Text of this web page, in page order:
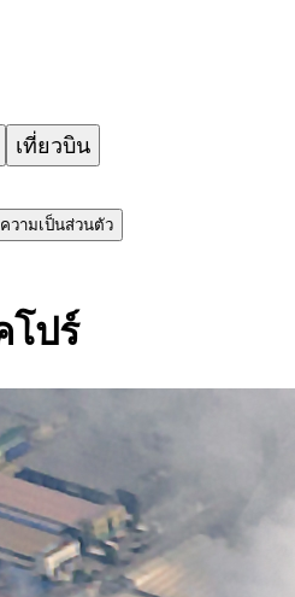
เที่ยวบิน
วามเป็นส่วนตัว
โปร์